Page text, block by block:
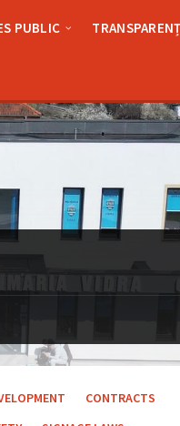
PUBLIC
CONTRACTS